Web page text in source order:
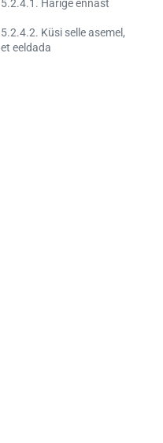
5.2.4.1. Harige ennast
5.2.4.2. Küsi selle asemel,
et eeldada